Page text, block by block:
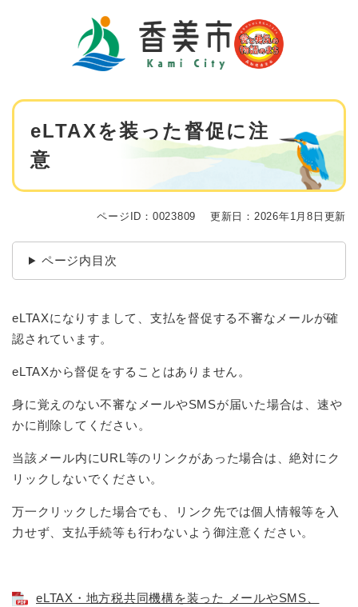
本
eLTAXを装った督促に注
意
ページID：0023809 更新日：2026年1月8日更新
ページ内目次
eLTAXになりすまして、支払を督促する不審なメールが確
認されています。
eLTAXから督促をすることはありません。
身に覚えのない不審なメールやSMSが届いた場合は、速や
かに削除してください。
当該メール内にURL等のリンクがあった場合は、絶対にク
リックしないでください。
万一クリックした場合でも、リンク先では個人情報等を入
力せず、支払手続等も行わないよう御注意ください。
eLTAX・地方税共同機構を装った メールやSMS、